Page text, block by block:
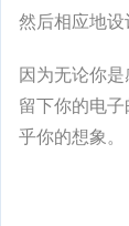
然后相应地设
因为无论你
留下你的电
乎你的想象。